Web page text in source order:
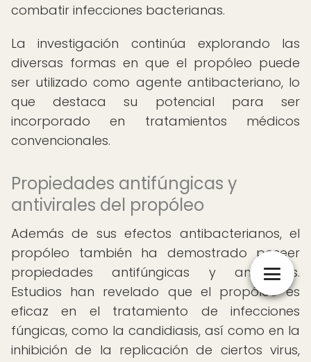
combatir infecciones bacterianas.
La investigación continúa explorando las
diversas formas en que el propóleo puede
ser utilizado como agente antibacteriano, lo
que destaca su potencial para ser
incorporado en tratamientos médicos
convencionales.
Propiedades antifúngicas y
antivirales del propóleo
Además de sus efectos antibacterianos, el
propóleo también ha demostrado poseer
propiedades antifúngicas y antivirales.
Estudios han revelado que el propóleo es
eficaz en el tratamiento de infecciones
fúngicas, como la candidiasis, así como en la
inhibición de la replicación de ciertos virus,